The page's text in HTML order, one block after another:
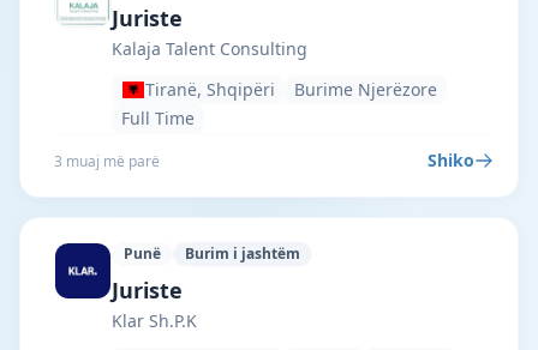
Kalaja Talent Consulting · Tiranë ·
Juriste
Kalaja Talent Consulting
Tiranë, Shqipëri
Burime Njerëzore
Full Time
3 muaj më parë Shiko
Punë Burim i jashtëm
Klar Sh.P.K · Tiranë · #5444 —
Juriste
Klar Sh.P.K